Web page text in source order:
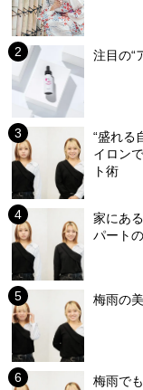
注目の“
“盛れる
イロン
ト術
家にあ
パート
梅雨の
梅雨で